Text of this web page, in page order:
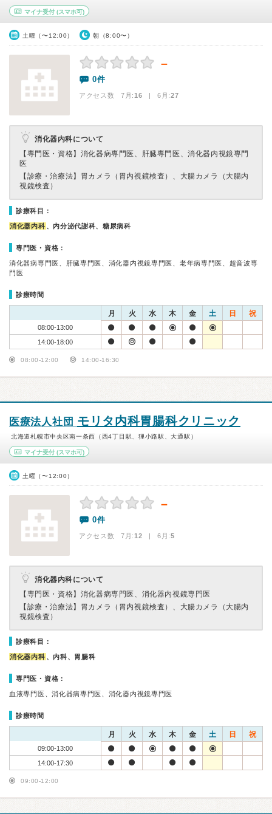
マイナ受付 (スマホ可)
土曜（〜12:00） 朝（8:00〜）
－
0件
アクセス数 7月:16 | 6月:27
消化器内科について
【専門医・資格】 消化器病専門医、肝臓専門医、消化器内視鏡専門
医
【診療・治療法】 胃カメラ（胃内視鏡検査）、大腸カメラ（大腸内
視鏡検査）
診療科目：
消化器内科 、内分泌代謝科、糖尿病科
専門医・資格：
消化器病専門医、肝臓専門医、消化器内視鏡専門医、老年病専門医、超音波専
門医
診療時間
月 火 水 木 金 土 日 祝
08:00-13:00
14:00-18:00
08:00-12:00 14:00-16:30
医療法人社団 モリタ内科胃腸科クリニック
北海道札幌市中央区南一条西（西4丁目駅、狸小路駅、大通駅）
マイナ受付 (スマホ可)
土曜（〜12:00）
－
0件
アクセス数 7月:12 | 6月:5
消化器内科について
【専門医・資格】 消化器病専門医、消化器内視鏡専門医
【診療・治療法】 胃カメラ（胃内視鏡検査）、大腸カメラ（大腸内
視鏡検査）
診療科目：
消化器内科 、内科、胃腸科
専門医・資格：
血液専門医、消化器病専門医、消化器内視鏡専門医
診療時間
月 火 水 木 金 土 日 祝
09:00-13:00
14:00-17:30
09:00-12:00